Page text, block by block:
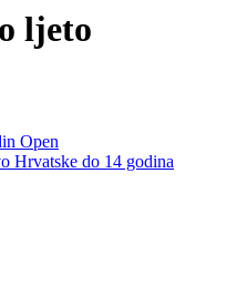
ljeto
Open
Hrvatske do 14 godina